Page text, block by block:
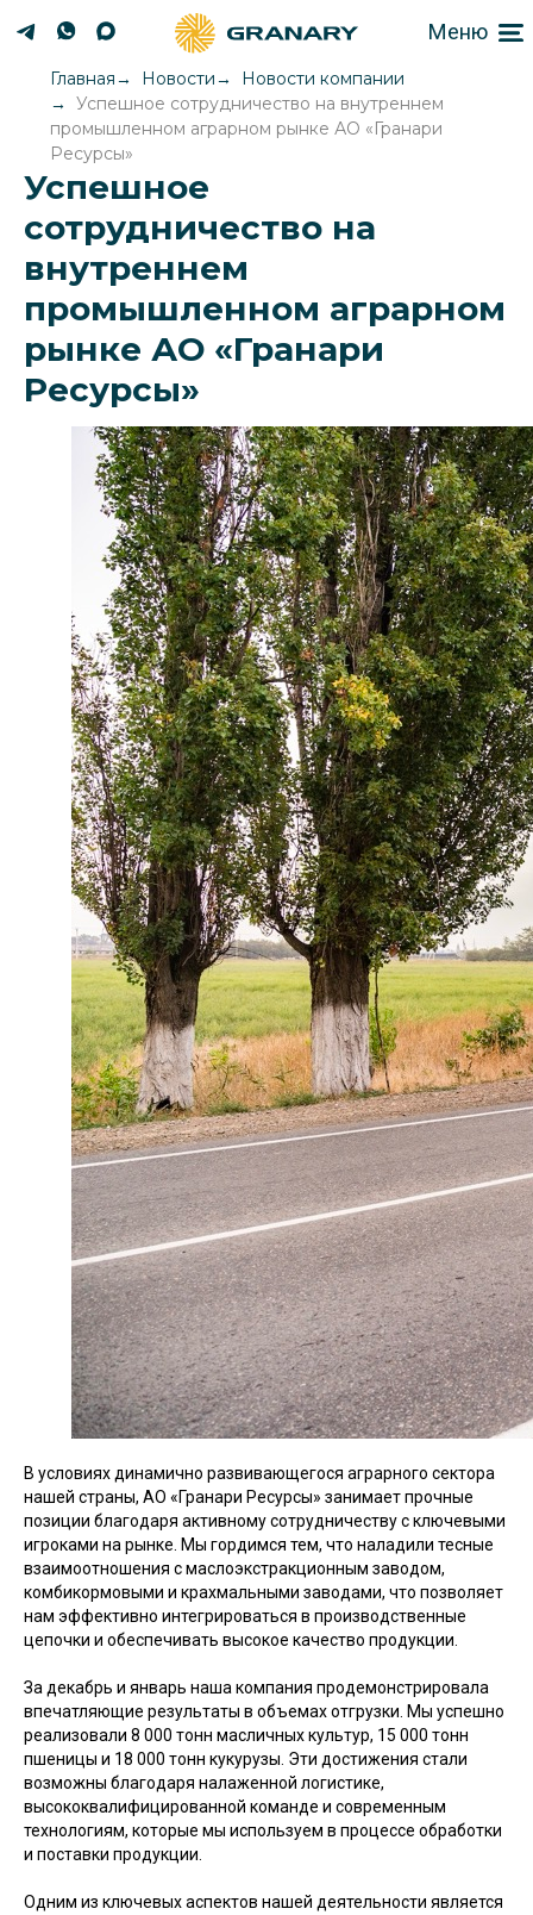
Меню
Главная Новости
Новости компании
Успешное сотрудничество на внутреннем
промышленном аграрном рынке АО «Гранари
Ресурсы»
Успешное
сотрудничество на
внутреннем
промышленном аграрном
рынке АО «Гранари
Ресурсы»
В условиях динамично развивающегося аграрного сектора
нашей страны, АО «Гранари Ресурсы» занимает прочные
позиции благодаря активному сотрудничеству с ключевыми
игроками на рынке. Мы гордимся тем, что наладили тесные
взаимоотношения с маслоэкстракционным заводом,
комбикормовыми и крахмальными заводами, что позволяет
нам эффективно интегрироваться в производственные
цепочки и обеспечивать высокое качество продукции.
За декабрь и январь наша компания продемонстрировала
впечатляющие результаты в объемах отгрузки. Мы успешно
реализовали 8 000 тонн масличных культур, 15 000 тонн
пшеницы и 18 000 тонн кукурузы. Эти достижения стали
возможны благодаря налаженной логистике,
высококвалифицированной команде и современным
технологиям, которые мы используем в процессе обработки
и поставки продукции.
Одним из ключевых аспектов нашей деятельности является